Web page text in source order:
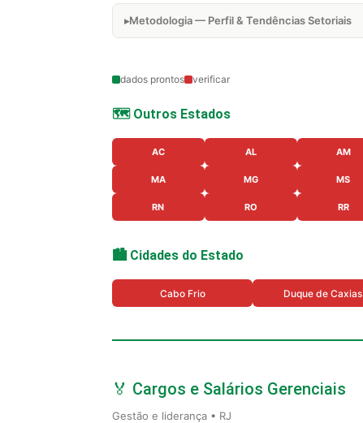
Metodologia — Perfil & Tendências Setoriais
dados prontos verificar
🗺️ Outros Estados
AC AL AM
MA MG MS
RN RO RR
🏙️ Cidades do Estado
Cabo Frio Duque de Caxias
🏅 Cargos e Salários Gerenciais
Gestão e liderança • RJ